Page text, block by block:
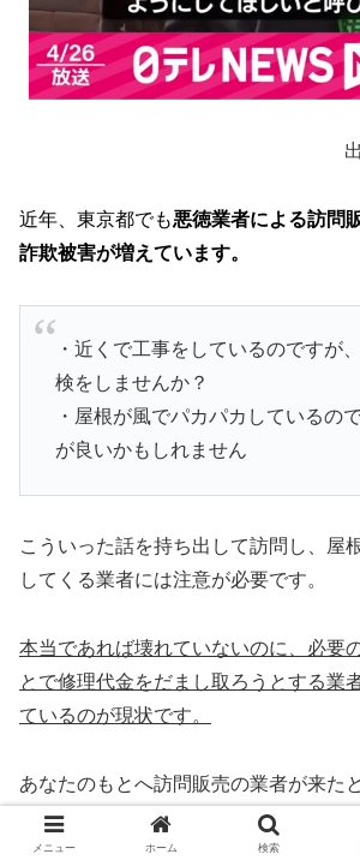
近年、東京都でも悪徳業者による訪問
詐欺被害が増えています。
・近くで工事をしているのですが
検をしませんか？
・屋根が風でパカパカしているの
が良いかもしれません
こういった話を持ち出して訪問し、屋
してくる業者には注意が必要です。
本当であれば壊れていないのに、必要
とで修理代金をだまし取ろうとする業
ているのが現状です。
あなたのもとへ訪問販売の業者が来た
・点検をさせない
メニュー ホーム 検索